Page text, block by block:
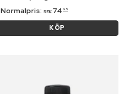
Normalpris: SEK 74 95
KÖP